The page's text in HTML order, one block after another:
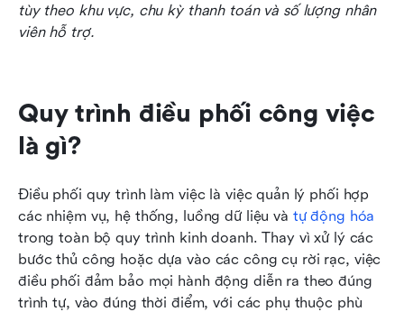
tùy theo khu vực, chu kỳ thanh toán và số lượng nhân
viên hỗ trợ.
Quy trình điều phối công việc
là gì?
Điều phối quy trình làm việc là việc quản lý phối hợp
các nhiệm vụ, hệ thống, luồng dữ liệu và tự động hóa
trong toàn bộ quy trình kinh doanh. Thay vì xử lý các
bước thủ công hoặc dựa vào các công cụ rời rạc, việc
điều phối đảm bảo mọi hành động diễn ra theo đúng
trình tự, vào đúng thời điểm, với các phụ thuộc phù